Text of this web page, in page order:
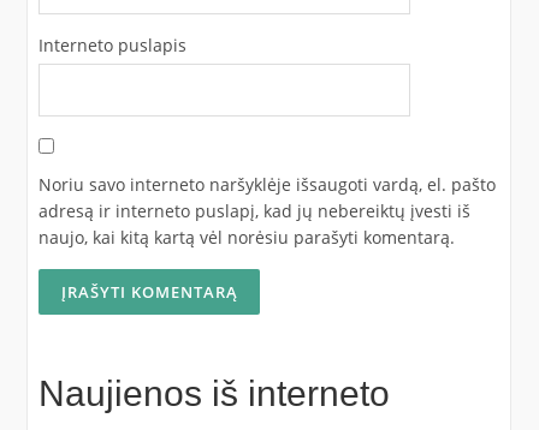
Interneto puslapis
Noriu savo interneto naršyklėje išsaugoti vardą, el. pašto
adresą ir interneto puslapį, kad jų nebereiktų įvesti iš
naujo, kai kitą kartą vėl norėsiu parašyti komentarą.
Naujienos iš interneto